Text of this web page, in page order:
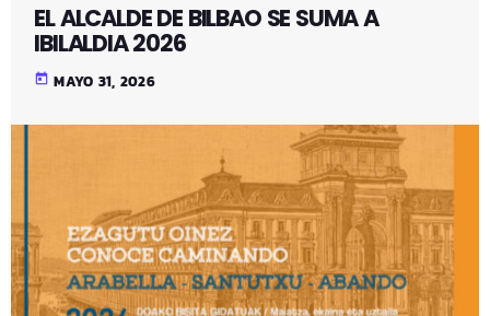
EL ALCALDE DE BILBAO SE SUMA A
IBILALDIA 2026
today MAYO 31, 2026